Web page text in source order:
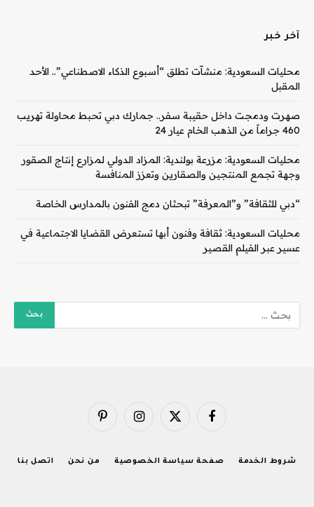
آخر خبر
محليات السعودية: منشآت تطلق “أسبوع الذكاء الاصطناعي”.. الأحد
المقبل
صهرت ودمجت داخل حقيبة سفر.. جمارك دبي تحبط محاولة تهريب
460 جراماً من الذهب الخام عيار 24
محليات السعودية: مزرعة بولندية: المزاد الدولي لمزارع إنتاج الصقور
وجهة تجمع المنتجين والصقارين وتعزز المنافسة
“دبي للثقافة” و”المعرفة” تبحثان دمج الفنون بالمدارس الخاصة
محليات السعودية: ثقافة وفنون أبها تستعرض القضايا الاجتماعية في
عسير عبر الفيلم القصير
فيسبوك X
الانستغرامبينتيريست
شروط الخدمة صفحة سياسة الخصوصية من نحن اتصل بنا